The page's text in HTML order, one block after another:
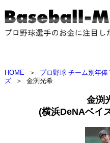
HOME ＞ プロ野球 チーム別年俸
ズ
＞ 金渕光希
金渕
(横浜DeNAベイ